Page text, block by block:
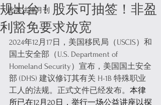
北美法律月刊
规出台！股东可抽签！非盈
利豁免要求放宽
2024年12月17日，美国移民局（USCIS）和
国土安全部（U.S. Department of
Homeland Security）宣布，美国国土安全
部 (DHS) 建议修订其有关 H-1B 特殊职业
工人的法规。正式文件已经发布。 本律
所已在12月20日，举行一场公益讲座以探